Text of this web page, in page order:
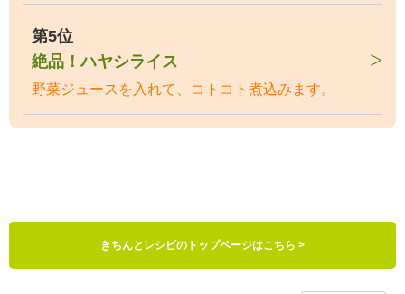
第5位
絶品！ハヤシライス
野菜ジュースを入れて、コトコト煮込みます。
きちんとレシピのトップページはこちら >